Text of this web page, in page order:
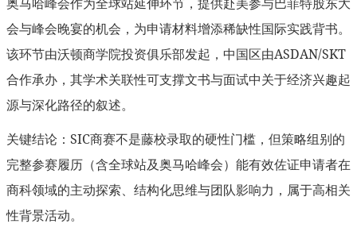
奥马哈峰会作为全球站延伸环节，提供赴美参与巴菲特股东大
会与峰会晚宴的机会，为申请材料增添稀缺性国际实践背书。
该环节由沃顿商学院投资俱乐部发起，中国区由ASDAN/SKT
合作承办，其学术关联性可支撑文书与面试中关于经济兴趣起
源与深化路径的叙述。
关键结论：SIC商赛不是藤校录取的硬性门槛，但策略组别的
完整参赛履历（含全球站及奥马哈峰会）能有效佐证申请者在
商科领域的主动探索、结构化思维与团队影响力，属于高相关
性背景活动。